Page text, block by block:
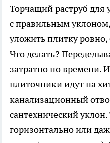
Торчащий раструб для
с правильным
уложить плитку
Что делать?
затратно по времени.
плиточники идут на
канализационный
сантехнический
горизонтально или